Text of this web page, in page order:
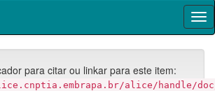
para citar ou linkar para este item:
alice/handle/